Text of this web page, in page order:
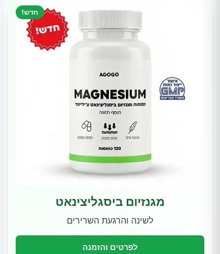
חדש!
מגנזיום ביסגליצינאט
לשינה והרגעת השרירים
לפרטים והזמנה